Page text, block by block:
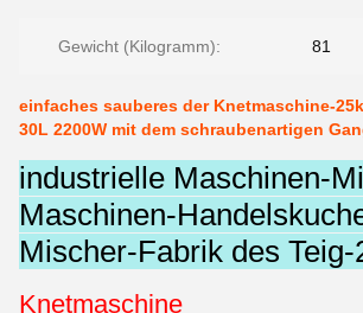
Gewicht (Kilogramm): 81
einfaches sauberes der Knetmaschine-
30L 2200W mit dem schraubenartigen
industrielle Maschinen-
Maschinen-
Mischer-Fabrik des Teig-
Knetmaschine